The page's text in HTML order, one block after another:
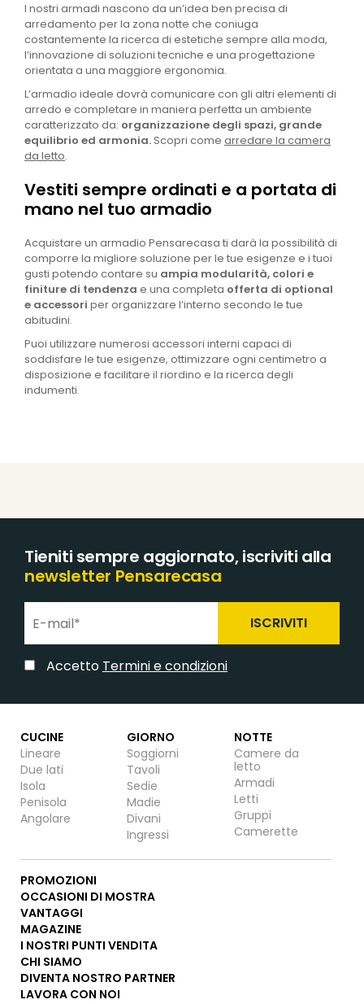
I nostri armadi nascono da un’idea ben precisa di
arredamento per la zona notte che coniuga
costantemente la ricerca di estetiche sempre alla moda,
l’innovazione di soluzioni tecniche e una progettazione
orientata a una maggiore ergonomia.
L’armadio ideale dovrà comunicare con gli altri elementi di
arredo e completare in maniera perfetta un ambiente
caratterizzato da: organizzazione degli spazi, grande
equilibrio ed armonia.Scopri come arredare la camera
da letto.
Vestiti sempre ordinati e a portata di
mano nel tuo armadio
Acquistare un armadio Pensarecasa ti darà la possibilità di
comporre la migliore soluzione per le tue esigenze e i tuoi
gusti potendo contare su ampia modularità, colori e
finiture di tendenza e una completa offerta di optional
e accessori per organizzare l’interno secondo le tue
abitudini.
Puoi utilizzare numerosi accessori interni capaci di
soddisfare le tue esigenze, ottimizzare ogni centimetro a
disposizione e facilitare il riordino e la ricerca degli
indumenti.
Tieniti sempre aggiornato, iscriviti alla
newsletter Pensarecasa
ISCRIVITI
Accetto Termini e condizioni
CUCINE
Lineare
Due lati
Isola
Penisola
Angolare
GIORNO
Soggiorni
Tavoli
Sedie
Madie
Divani
Ingressi
NOTTE
Camere da
letto
Armadi
Letti
Gruppi
Camerette
PROMOZIONI
OCCASIONI DI MOSTRA
VANTAGGI
MAGAZINE
I NOSTRI PUNTI VENDITA
CHI SIAMO
DIVENTA NOSTRO PARTNER
LAVORA CON NOI